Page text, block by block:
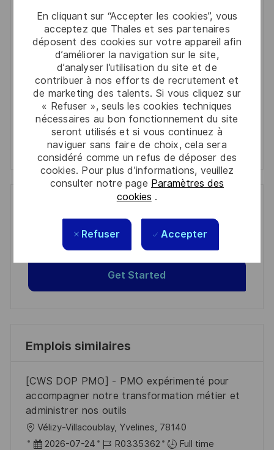
En cliquant sur “Accepter les cookies”, vous
acceptez que Thales et ses partenaires
déposent des cookies sur votre appareil afin
d’améliorer la navigation sur le site,
d’analyser l’utilisation du site et de
contribuer à nos efforts de recrutement et
de marketing des talents. Si vous cliquez sur
« Refuser », seuls les cookies techniques
nécessaires au bon fonctionnement du site
seront utilisés et si vous continuez à
naviguer sans faire de choix, cela sera
considéré comme un refus de déposer des
cookies. Pour plus d’informations, veuillez
consulter notre page Paramètres des
cookies .
Refuser Accepter
Email
address
(Required)
Required
Lire et accepter les conditions de traitement des
informations personnelles
Activer
Manage alerts
Manage alerts
based on your interests.
Get Started
Emplois similaires
[CWS DOP PMO] - PMO expérimenté pour
accompagner notre transformation métier et
administrer nos outils
o
Vélizy-Villacoublay, Yvelines, 78140
D 2026-07-24
R
R0335362
Full time